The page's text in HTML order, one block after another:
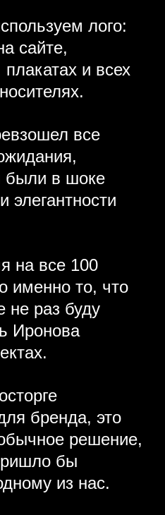
лого:
сайте,
и всех
все
были в шоке
элегантности
на все 100
именно то, что
не раз буду
Иронова
бренда, это
решение,
бы
из нас.